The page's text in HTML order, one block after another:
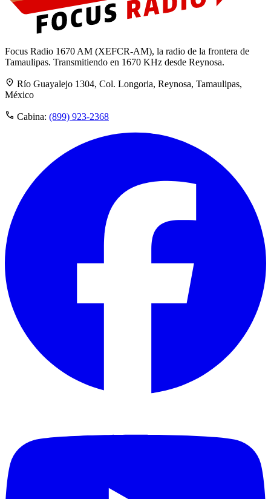
Focus Radio 1670 AM (XEFCR-AM), la radio de la frontera de
Tamaulipas. Transmitiendo en 1670 KHz desde Reynosa.
Río Guayalejo 1304, Col. Longoria, Reynosa, Tamaulipas,
México
Cabina: (899) 923-2368